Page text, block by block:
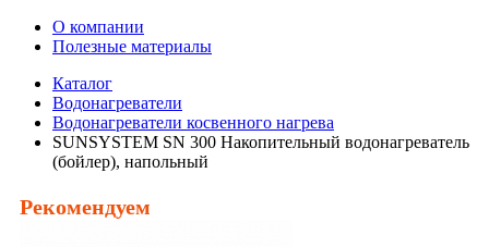
О компании
Полезные материалы
Каталог
Водонагреватели
Водонагреватели косвенного нагрева
SUNSYSTEM SN 300 Накопительный водонагреватель
(бойлер), напольный
Рекомендуем